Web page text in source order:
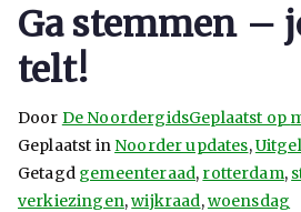
Ga stemmen –
telt!
Door De NoordergidsGeplaatst op
Geplaatst in Noorder updates,
Getagd gemeenteraad, rotterdam,
verkiezingen,wijkraad,woensdag